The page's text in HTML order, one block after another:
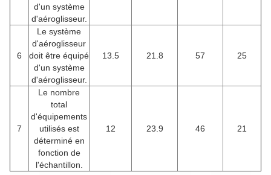
d'un système
d'aéroglisseur.
6
Le système
d'aéroglisseur
doit être équipé
d'un système
d'aéroglisseur.
13.5 21.8 57 25
7
Le nombre
total
d'équipements
utilisés est
déterminé en
fonction de
l'échantillon.
12 23.9 46 21